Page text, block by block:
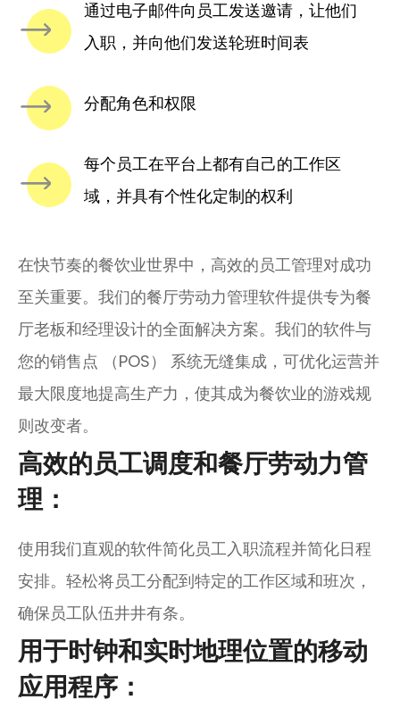
通过电子邮件向员工发送邀请，让他们
入职，并向他们发送轮班时间表
分配角色和权限
每个员工在平台上都有自己的工作区
域，并具有个性化定制的权利
在快节奏的餐饮业世界中，高效的员工管理对成功
至关重要。我们的餐厅劳动力管理软件提供专为餐
厅老板和经理设计的全面解决方案。我们的软件与
您的销售点 （POS） 系统无缝集成，可优化运营并
最大限度地提高生产力，使其成为餐饮业的游戏规
则改变者。
高效的员工调度和餐厅劳动力管
理：
使用我们直观的软件简化员工入职流程并简化日程
安排。轻松将员工分配到特定的工作区域和班次，
确保员工队伍井井有条。
用于时钟和实时地理位置的移动
应用程序：